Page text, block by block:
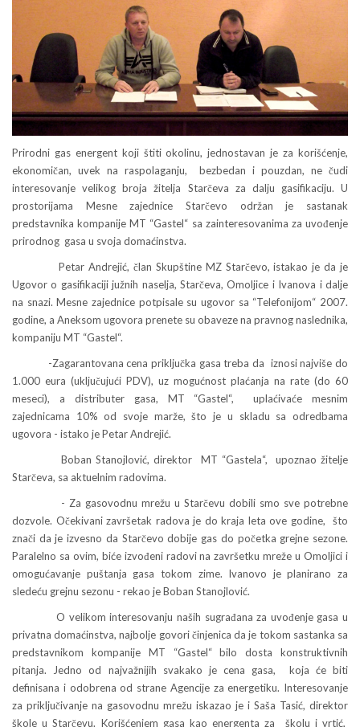
Prirodni gas energent koji štiti okolinu, jednostavan je za korišćenje,
ekonomičan, uvek na raspolaganju, bezbedan i pouzdan, ne čudi
interesovanje velikog broja žitelja Starčeva za dalju gasifikaciju. U
prostorijama Mesne zajednice Starčevo održan je sastanak
predstavnika kompanije MT “Gastel“ sa zainteresovanima za uvođenje
prirodnog gasa u svoja domaćinstva.
Petar Andrejić, član Skupštine MZ Starčevo, istakao je da je
Ugovor o gasifikaciji južnih naselja, Starčeva, Omoljice i Ivanova i dalje
na snazi. Mesne zajednice potpisale su ugovor sa “Telefonijom“ 2007.
godine, a Aneksom ugovora prenete su obaveze na pravnog naslednika,
kompaniju MT “Gastel“.
-Zagarantovana cena priključka gasa treba da iznosi najviše do
1.000 eura (uključujući PDV), uz mogućnost plaćanja na rate (do 60
meseci), a distributer gasa, MT “Gastel“, uplaćivaće mesnim
zajednicama 10% od svoje marže, što je u skladu sa odredbama
ugovora - istako je Petar Andrejić.
Boban Stanojlović, direktor MT “Gastela“, upoznao žitelje
Starčeva, sa aktuelnim radovima.
- Za gasovodnu mrežu u Starčevu dobili smo sve potrebne
dozvole. Očekivani završetak radova je do kraja leta ove godine, što
znači da je izvesno da Starčevo dobije gas do početka grejne sezone.
Paralelno sa ovim, biće izvođeni radovi na završetku mreže u Omoljici i
omogućavanje puštanja gasa tokom zime. Ivanovo je planirano za
sledeću grejnu sezonu - rekao je Boban Stanojlović.
O velikom interesovanju naših sugrađana za uvođenje gasa u
privatna domaćinstva, najbolje govori činjenica da je tokom sastanka sa
predstavnikom kompanije MT “Gastel“ bilo dosta konstruktivnih
pitanja. Jedno od najvažnijih svakako je cena gasa, koja će biti
definisana i odobrena od strane Agencije za energetiku. Interesovanje
za priključivanje na gasovodnu mrežu iskazao je i Saša Tasić, direktor
škole u Starčevu. Korišćenjem gasa kao energenta za školu i vrtić,